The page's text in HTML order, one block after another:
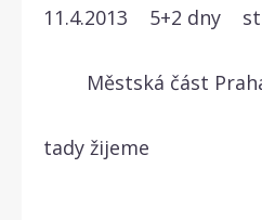
11.4.2013 5+2 dny
Městská část
tady žijeme